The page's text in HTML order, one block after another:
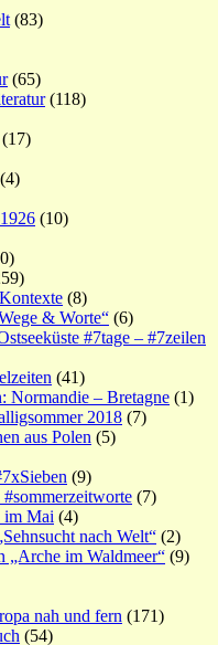
(83)
(65)
(118)
(17)
(4)
(10)
(8)
& Worte“ (6)
#7tage – #7zeilen
(41)
Normandie – Bretagne (1)
2018 (7)
aus Polen (5)
(9)
(7)
im Mai (4)
nach Welt“ (2)
„Arche im Waldmeer“ (9)
nah und fern (171)
(54)